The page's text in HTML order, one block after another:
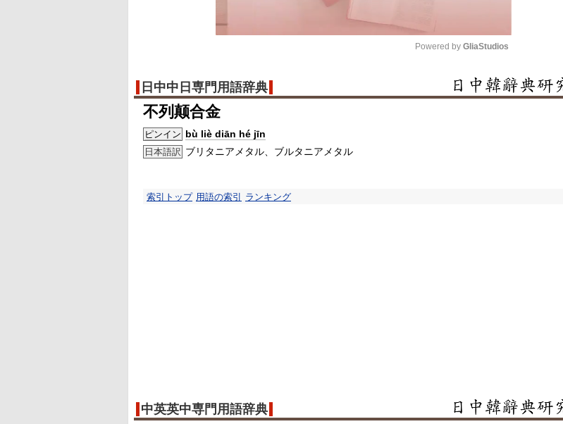
Mute
Powered by GliaStudios
日中中日専門用語辞典
不列颠合金
ピンイン bù liè diān hé jīn
日本語訳 ブリタニアメタル、ブルタニアメタル
索引トップ 用語の索引 ランキング
中英英中専門用語辞典